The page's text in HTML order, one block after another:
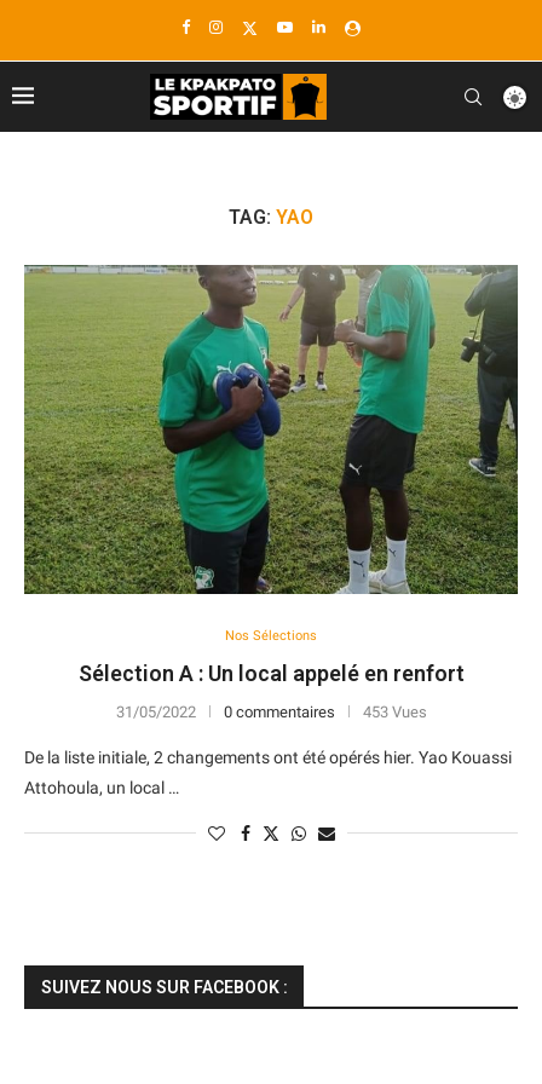
TAG: YAO
Nos Sélections
Sélection A : Un local appelé en renfort
31/05/2022 0 commentaires 453 Vues
De la liste initiale, 2 changements ont été opérés hier. Yao Kouassi
Attohoula, un local …
SUIVEZ NOUS SUR FACEBOOK :